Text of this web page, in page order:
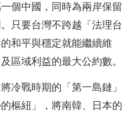
個中國，同時為兩岸保留
只要台灣不跨越「法理台
和平與穩定就能繼續維
區域利益的最大公約數。
冷戰時期的「第一島鏈」
樞紐」，將南韓、日本的